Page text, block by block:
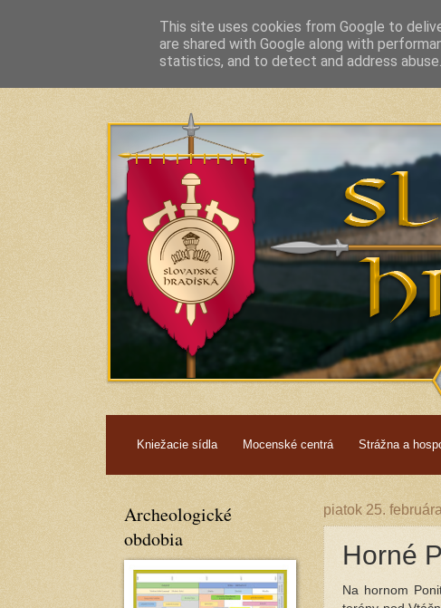
Slavic Hillforts and Fortified Settlements in Slovakia
Kniežacie sídla
Mocenské centrá Strážna a
piatok 25.
Horné
Na hornom
Archeologické
obdobia
This site uses cookies from Google to
are shared with Google along with
statistics, and to detect and address abuse.